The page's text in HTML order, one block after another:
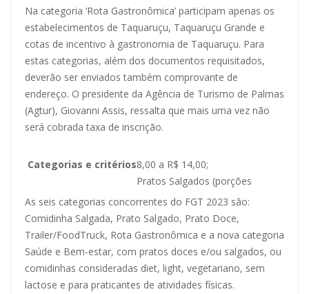
Na categoria ‘Rota Gastronômica’ participam apenas os
estabelecimentos de Taquaruçu, Taquaruçu Grande e
cotas de incentivo à gastronomia de Taquaruçu. Para
estas categorias, além dos documentos requisitados,
deverão ser enviados também comprovante de
endereço. O presidente da Agência de Turismo de Palmas
(Agtur), Giovanni Assis, ressalta que mais uma vez não
será cobrada taxa de inscrição.
Categorias e critérios
As seis categorias concorrentes do FGT 2023 são:
Comidinha Salgada, Prato Salgado, Prato Doce,
Trailer/FoodTruck, Rota Gastronômica e a nova categoria
Saúde e Bem-estar, com pratos doces e/ou salgados, ou
comidinhas consideradas diet, light, vegetariano, sem
lactose e para praticantes de atividades físicas.
8,00 a R$ 14,00;
Pratos Salgados (porções